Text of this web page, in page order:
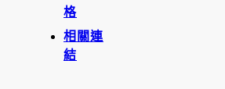
格
相關連
結